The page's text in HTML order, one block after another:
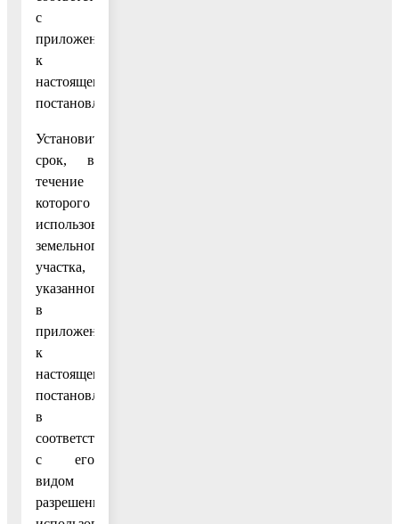
с
приложением
к
настоящему
постановлению.
Установить
срок, в
течение
которого
использование
земельного
участка,
указанного
в
приложении
к
настоящему
постановлению,
в
соответствии
с его
видом
разрешенного